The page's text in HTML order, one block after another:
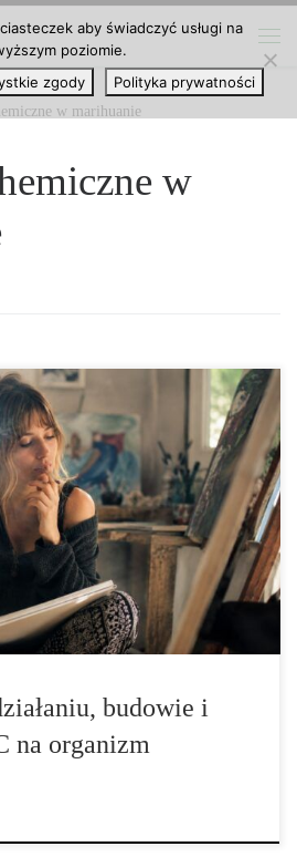
w marihuanie
w
tetrahydrokannabinol, to jeden z
związków chemicznych
roślinach z rodzaju Cannabis. To
za charakterystyczne działanie
czemu od dziesięcioleci stanowi
naukowców, lekarzy, biologów,
się badaniem właściwości roślin.
budowie i
na organizm
aby świadczyć usługi na
poziomie.
zgody Polityka prywatności